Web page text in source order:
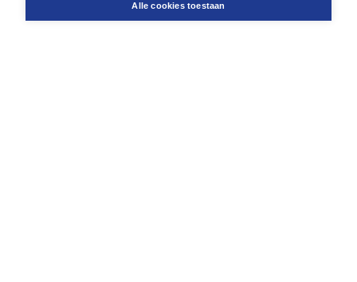
Alle cookies toestaan